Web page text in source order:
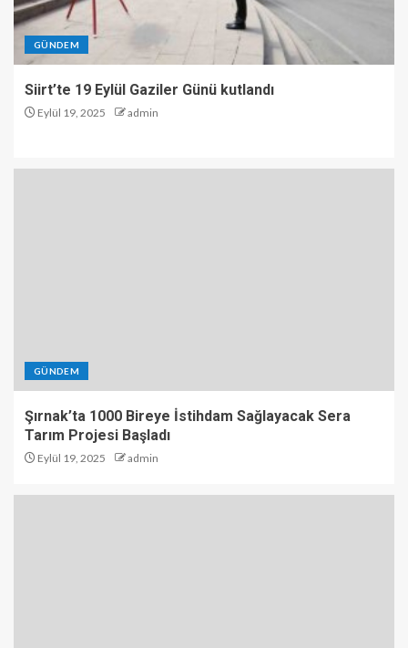
GÜNDEM
Siirt’te 19 Eylül Gaziler Günü kutlandı
Eylül 19, 2025 admin
GÜNDEM
Şırnak’ta 1000 Bireye İstihdam Sağlayacak Sera
Tarım Projesi Başladı
Eylül 19, 2025 admin